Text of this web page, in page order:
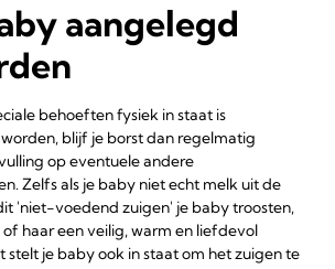
aangelegd
behoeften fysiek in staat is
blijf je borst dan regelmatig
op eventuele andere
Zelfs als je baby niet echt melk uit de
'niet-voedend zuigen' je baby troosten,
haar een veilig, warm en liefdevol
stelt je baby ook in staat om het zuigen te